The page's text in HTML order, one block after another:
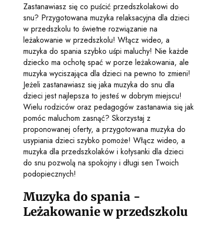
Zastanawiasz się co puścić przedszkolakowi do
snu? Przygotowana muzyka relaksacyjna dla dzieci
w przedszkolu to świetne rozwiązanie na
leżakowanie w przedszkolu! Włącz wideo, a
muzyka do spania szybko uśpi maluchy! Nie każde
dziecko ma ochotę spać w porze leżakowania, ale
muzyka wyciszająca dla dzieci na pewno to zmieni!
Jeżeli zastanawiasz się jaka muzyka do snu dla
dzieci jest najlepsza to jesteś w dobrym miejscu!
Wielu rodziców oraz pedagogów zastanawia się jak
pomóc maluchom zasnąć? Skorzystaj z
proponowanej oferty, a przygotowana muzyka do
usypiania dzieci szybko pomoże! Włącz wideo, a
muzyka dla przedszkolaków i kołysanki dla dzieci
do snu pozwolą na spokojny i długi sen Twoich
podopiecznych!
Muzyka do spania -
Leżakowanie w przedszkolu